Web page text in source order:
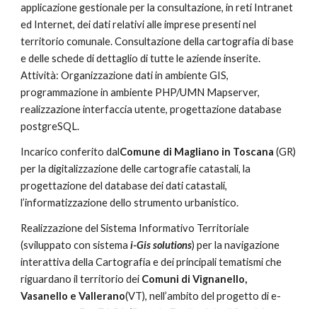
applicazione gestionale per la consultazione, in reti Intranet
ed Internet, dei dati relativi alle imprese presenti nel
territorio comunale. Consultazione della cartografia di base
e delle schede di dettaglio di tutte le aziende inserite.
Attività: Organizzazione dati in ambiente GIS,
programmazione in ambiente PHP/UMN Mapserver,
realizzazione interfaccia utente, progettazione database
postgreSQL.
Incarico conferito dalComune di Magliano in Toscana (GR)
per la digitalizzazione delle cartografie catastali, la
progettazione del database dei dati catastali,
l’informatizzazione dello strumento urbanistico.
Realizzazione del Sistema Informativo Territoriale
(sviluppato con sistema i-Gis solutions) per la navigazione
interattiva della Cartografia e dei principali tematismi che
riguardano il territorio dei Comuni di Vignanello,
Vasanello e Vallerano(VT), nell’ambito del progetto di e-